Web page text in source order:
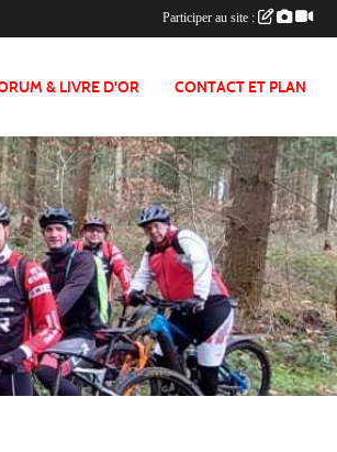
& LIVRE D'OR CONTACT ET PLAN
Participer au site :